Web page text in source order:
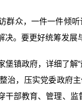
众，一件一件倾听
。要更好统筹发
政府，详细了解“
治，压实党委政府
干部教育、管理、